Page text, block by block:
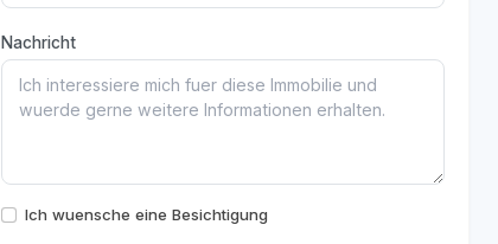
Nachricht
Ich wuensche eine Besichtigung